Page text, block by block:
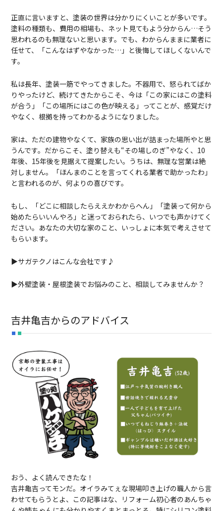
正直に言いますと、塗装の世界は分かりにくいことが多いです。
塗料の種類も、費用の相場も、ネット見てもよう分からん…そう
思われるのも無理ないと思います。でも、わからんままに業者に
任せて、「こんなはずやなかった…」と後悔してほしくないんで
す。
私は長年、塗装一筋でやってきました。不器用で、怒られてばか
りやったけど、続けてきたからこそ、今は「この家にはこの塗料
が合う」「この場所にはこの色が映える」ってことが、感覚だけ
やなく、根拠を持ってわかるようになりました。
家は、ただの建物やなくて、家族の思い出が詰まった場所やと思
うんです。だからこそ、塗り替えも“その場しのぎ”やなく、10
年後、15年後を見据えて提案したい。うちは、無理な営業は絶
対しません。「ほんまのことを言ってくれる業者で助かったわ」
と言われるのが、何よりの喜びです。
もし、「どこに相談したらええかわからへん」「塗装って何から
始めたらいいんやろ」と迷っておられたら、いつでも声かけてく
ださい。あなたの大切な家のこと、いっしょに本気で考えさせて
もらいます。
▶サガテクノはこんな会社です♪
▶外壁塗装・屋根塗装でお悩みのこと、相談してみませんか？
吉井亀吉からのアドバイス
おう、よく読んできたな！
吉井亀吉ってモンだ。オイラみてぇな現場叩き上げの職人から言
わせてもらうとよ、この記事はな、リフォーム初心者のあんちゃ